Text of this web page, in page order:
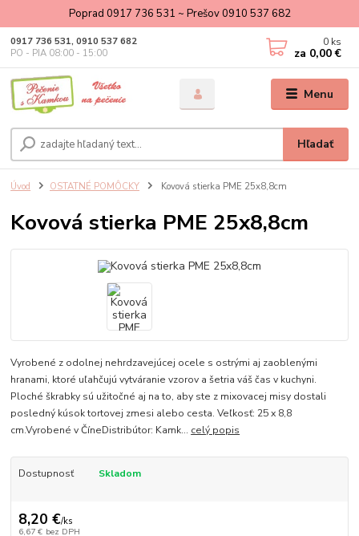
Poprad 0917 736 531 ~ Prešov 0910 537 682
Menu
Hľadať
0917 736 531, 0910 537 682
PO - PIA 08:00 - 15:00
0 ks
za 0,00 €
Úvod OSTATNÉ POMÔCKY Kovová stierka PME 25x8,8cm
Kovová stierka PME 25x8,8cm
Vyrobené z odolnej nehrdzavejúcej ocele s ostrými aj zaoblenými
hranami, ktoré uľahčujú vytváranie vzorov a šetria váš čas v kuchyni.
Ploché škrabky sú užitočné aj na to, aby ste z mixovacej misy dostali
posledný kúsok tortovej zmesi alebo cesta. Veľkosť: 25 x 8,8
cm.Vyrobené v ČíneDistribútor: Kamk... celý popis
Dostupnosť Skladom
8,20 €/ks
6,67 € bez DPH